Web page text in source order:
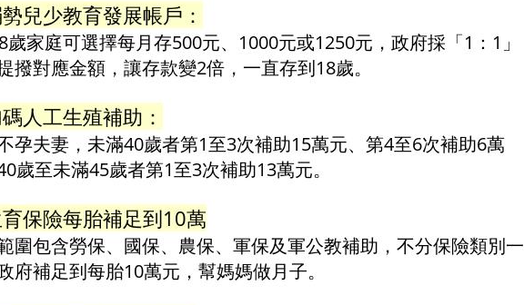
兒少教育發展帳戶：
歲家庭可選擇每月存500元、1000元或1250元，政府採「1：1」
撥對應金額，讓存款變2倍，一直存到18歲。
人工生殖補助：
孕夫妻，未滿40歲者第1至3次補助15萬元、第4至6次補助6萬
歲至未滿45歲者第1至3次補助13萬元。
保險每胎補足到10萬
圍包含勞保、國保、農保、軍保及軍公教補助，不分保險類別一
府補足到每胎10萬元，幫媽媽做月子。